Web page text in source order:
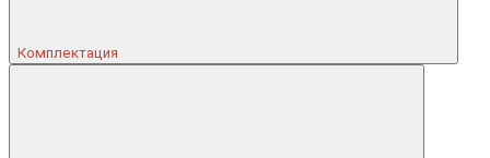
Комплектация